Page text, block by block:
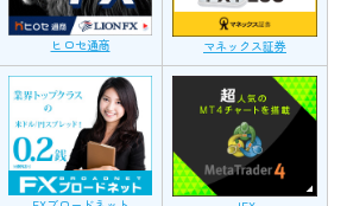
ヒロセ通商 マネックス証券